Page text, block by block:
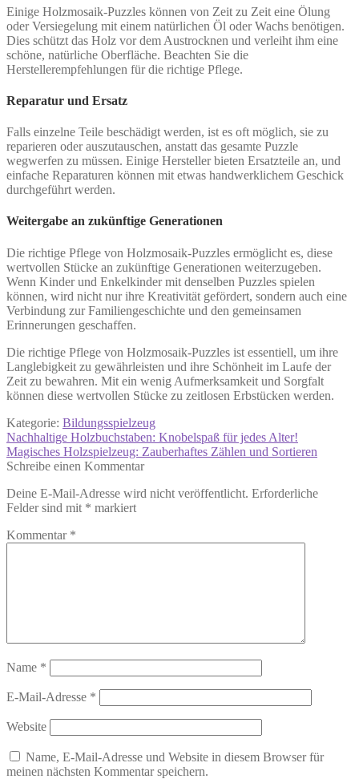
Einige Holzmosaik-Puzzles können von Zeit zu Zeit eine Ölung
oder Versiegelung mit einem natürlichen Öl oder Wachs benötigen.
Dies schützt das Holz vor dem Austrocknen und verleiht ihm eine
schöne, natürliche Oberfläche. Beachten Sie die
Herstellerempfehlungen für die richtige Pflege.
Reparatur und Ersatz
Falls einzelne Teile beschädigt werden, ist es oft möglich, sie zu
reparieren oder auszutauschen, anstatt das gesamte Puzzle
wegwerfen zu müssen. Einige Hersteller bieten Ersatzteile an, und
einfache Reparaturen können mit etwas handwerklichem Geschick
durchgeführt werden.
Weitergabe an zukünftige Generationen
Die richtige Pflege von Holzmosaik-Puzzles ermöglicht es, diese
wertvollen Stücke an zukünftige Generationen weiterzugeben.
Wenn Kinder und Enkelkinder mit denselben Puzzles spielen
können, wird nicht nur ihre Kreativität gefördert, sondern auch eine
Verbindung zur Familiengeschichte und den gemeinsamen
Erinnerungen geschaffen.
Die richtige Pflege von Holzmosaik-Puzzles ist essentiell, um ihre
Langlebigkeit zu gewährleisten und ihre Schönheit im Laufe der
Zeit zu bewahren. Mit ein wenig Aufmerksamkeit und Sorgfalt
können diese wertvollen Stücke zu zeitlosen Erbstücken werden.
Kategorie: Bildungsspielzeug
Beitragsnavigation
Vorheriger
Beitrag:
Nachhaltige Holzbuchstaben: Knobelspaß für jedes Alter!
Nächster
Beitrag:
Magisches Holzspielzeug: Zauberhaftes Zählen und Sortieren
Schreibe einen Kommentar
Deine E-Mail-Adresse wird nicht veröffentlicht. Erforderliche
Felder sind mit * markiert
Kommentar *
Name *
E-Mail-Adresse *
Website
Name, E-Mail-Adresse und Website in diesem Browser für
meinen nächsten Kommentar speichern.